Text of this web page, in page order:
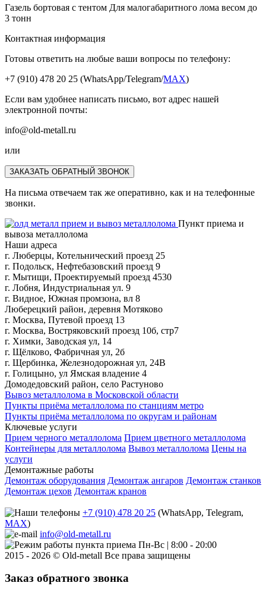
Газель бортовая с тентом Для малогабаритного лома весом до
3 тонн
Контактная информация
Готовы ответить на любые ваши вопросы по телефону:
+7 (910) 478 20 25 (WhatsApp/Telegram/MAX)
Если вам удобнее написать письмо, вот адрес нашей
электронной почты:
info@old-metall.ru
или
ЗАКАЗАТЬ ОБРАТНЫЙ ЗВОНОК
На письма отвечаем так же оперативно, как и на телефонные
звонки.
Пункт приема и
вывоза металлолома
Наши адреса
г. Люберцы, Котельнический проезд 25
г. Подольск, Нефтебазовский проезд 9
г. Мытищи, Проектируемый проезд 4530
г. Лобня, Индустриальная ул. 9
г. Видное, Южная промзона, вл 8
Люберецкий район, деревня Мотяково
г. Москва, Путевой проезд 13
г. Москва, Востряковский проезд 10б, стр7
г. Химки, Заводская ул, 14
г. Щёлково, Фабричная ул, 2б
г. Щербинка, Железнодорожная ул, 24В
г. Голицыно, ул Ямская владение 4
Домодедовский район, село Растуново
Вывоз металлолома в Московской области
Пункты приёма металлолома по станциям метро
Пункты приёма металлолома по округам и районам
Ключевые услуги
Прием черного металлолома Прием цветного металлолома
Контейнеры для металлолома Вывоз металлолома Цены на
услуги
Демонтажные работы
Демонтаж оборудования Демонтаж ангаров Демонтаж станков
Демонтаж цехов Демонтаж кранов
+7 (910) 478 20 25 (WhatsApp, Telegram,
MAX)
info@old-metall.ru
Пн-Вс | 8:00 - 20:00
2015 - 2026 © Old-metall Все права защищены
Заказ обратного звонка